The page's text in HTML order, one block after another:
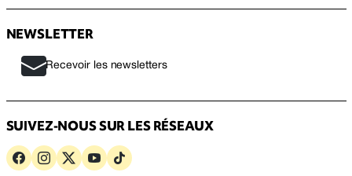
NEWSLETTER
Recevoir les newsletters
SUIVEZ-NOUS SUR LES RÉSEAUX